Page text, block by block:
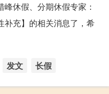
休假、分期休假专家：
补充】的相关消息了，希
发文 长假